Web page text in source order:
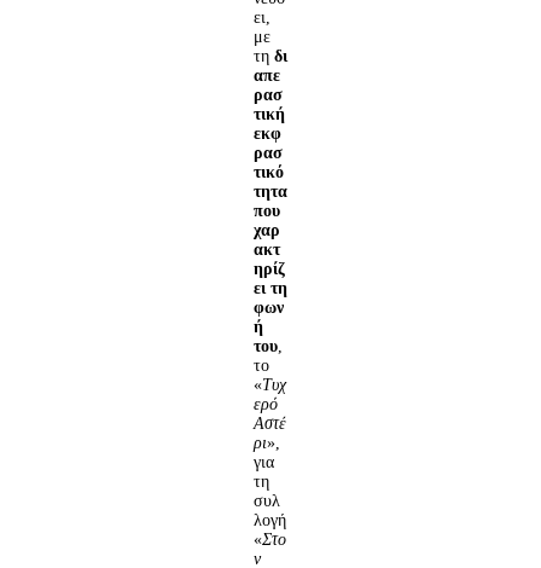
ει,
με
τη δι
απε
ρασ
τική
εκφ
ρασ
τικό
τητα
που
χαρ
ακτ
ηρίζ
ει τη
φων
ή
του
το
«Τυχ
ερό
Αστέ
ρι»,
για
τη
συλ
λογή
«Στο
ν